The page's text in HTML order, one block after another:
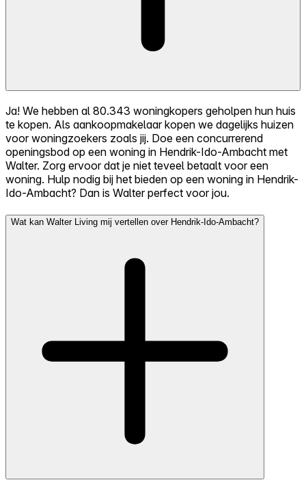
Ja! We hebben al 80.343 woningkopers geholpen hun huis
te kopen. Als aankoopmakelaar kopen we dagelijks huizen
voor woningzoekers zoals jij. Doe een concurrerend
openingsbod op een woning in Hendrik-Ido-Ambacht met
Walter. Zorg ervoor dat je niet teveel betaalt voor een
woning. Hulp nodig bij het bieden op een woning in Hendrik-
Ido-Ambacht? Dan is Walter perfect voor jou.
Wat kan Walter Living mij vertellen over Hendrik-Ido-Ambacht?